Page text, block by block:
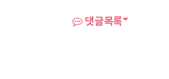
댓글목록